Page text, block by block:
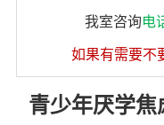
我室咨询电
如果有需要不
青少年厌学